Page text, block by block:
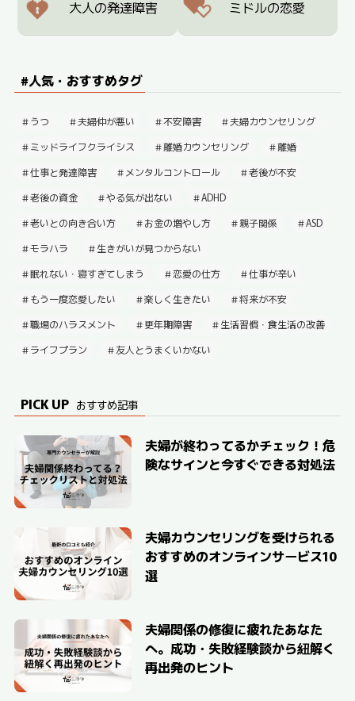
大人の発達障害 ミドルの恋愛
#人気・おすすめタグ
うつ 夫婦仲が悪い 不安障害
夫婦カウンセリング
ミッドライフクライシス
離婚カウンセリング
離婚
仕事と発達障害
メンタルコントロール
老後が不安
老後の資金
やる気が出ない
ADHD
老いとの向き合い方
お金の増やし方 親子関係
ASD
モラハラ
生きがいが見つからない
眠れない・寝すぎてしまう
恋愛の仕方
仕事が辛い
もう一度恋愛したい
楽しく生きたい
将来が不安
職場のハラスメント
更年期障害
生活習慣・食生活の改善
ライフプラン
友人とうまくいかない
PICK UP おすすめ記事
夫婦が終わってるかチェック！危
険なサインと今すぐできる対処法
夫婦カウンセリングを受けられる
おすすめのオンラインサービス10
選
夫婦関係の修復に疲れたあなた
へ。成功・失敗経験談から紐解く
再出発のヒント